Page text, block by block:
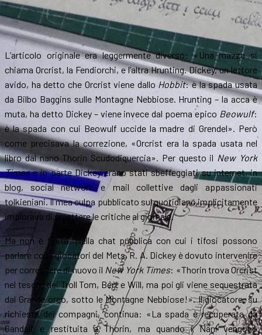
L’articolo originale era leggermente diverso: «Una mazza si
chiama Orcrist, la Fendiorchi, e l’altra Hrunting. Dickey, un lettore
avido, ha detto che Orcrist viene dallo Hobbit: è la spada usata
da Bilbo Baggins sulle Montagne Nebbiose. Hrunting – la acca è
muta, ha detto Dickey – viene invece dal poema epico Beowulf:
è la spada con cui Beowulf uccide la madre di Grendel». Però
come precisava la correzione, «Orcrist era la spada usata nel
libro dal nano Thorin Scudodiquercia». Per questo il New York
Timese in parte Dickey erano stati sbeffeggiati su internet, in
blog, social network e mail collettive dagli appassionati
tolkieniani. Il mea culpa pubblicato sul quotidiano implicitamente
implorava di smettere le critiche al giornale.
Ma non è finita. Nella chat pubblica con cui i tifosi possono
parlare con i giocatori del Mets, R. A. Dickey è dovuto intervenire
per correggere di nuovo il New York Times: «Thorin trova Orcrist
nel tesoro dei Troll Tom, Bert e Will, ma poi gli viene sequestrata
dal Grande orco, sotto le Montagne Nebbiose!». Il giocatore, su
richiesta dei compagni, continua: «La spada è recuperata da
Gandalf e restituita a Thorin, ma quando i Nani vengono